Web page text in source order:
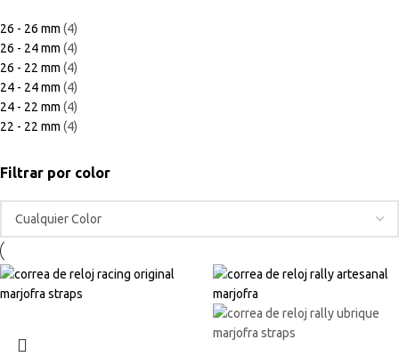
26 - 26 mm (4)
26 - 24 mm (4)
26 - 22 mm (4)
24 - 24 mm (4)
24 - 22 mm (4)
22 - 22 mm (4)
Filtrar por color